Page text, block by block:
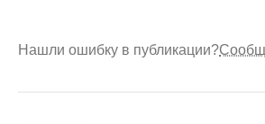
Нашли ошибку в публикации?